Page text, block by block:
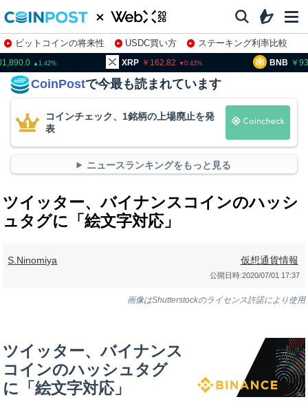
ビットコインの将来性 USDC買い方
ステーキング利率比較
株特集・関連銘柄
1.42 XRP 162.82 0.43 BNB
CoinPostで今最も読まれています
コインチェック、1銘柄の上場廃止を発
表
ニュースランキングをもっと見る
ツイッター、バイナンスコインのハッシ
ュタグに「絵文字対応」
S.Ninomiya 仮想通貨情報
公開日時:2020/07/01 17:37
画像はShutterstockのライセンス許諾により使用
ツイッター、バイナンス
コインのハッシュタグ
に「絵文字対応」